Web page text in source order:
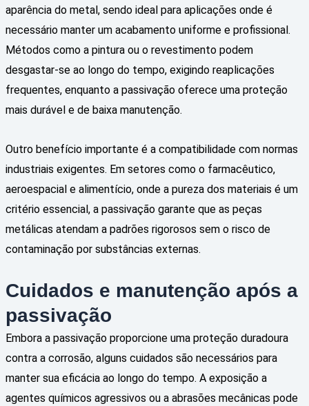
aparência do metal, sendo ideal para aplicações onde é
necessário manter um acabamento uniforme e profissional.
Métodos como a pintura ou o revestimento podem
desgastar-se ao longo do tempo, exigindo reaplicações
frequentes, enquanto a passivação oferece uma proteção
mais durável e de baixa manutenção.
Outro benefício importante é a compatibilidade com normas
industriais exigentes. Em setores como o farmacêutico,
aeroespacial e alimentício, onde a pureza dos materiais é um
critério essencial, a passivação garante que as peças
metálicas atendam a padrões rigorosos sem o risco de
contaminação por substâncias externas.
Cuidados e manutenção após a
passivação
Embora a passivação proporcione uma proteção duradoura
contra a corrosão, alguns cuidados são necessários para
manter sua eficácia ao longo do tempo. A exposição a
agentes químicos agressivos ou a abrasões mecânicas pode